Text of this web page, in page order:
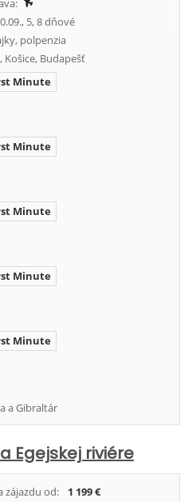
5, 8 dňové
polpenzia
Košice, Budapešť
Minute
Minute
Minute
Minute
Minute
a Gibraltár
Egejskej riviére
zájazdu od:
1 199 €